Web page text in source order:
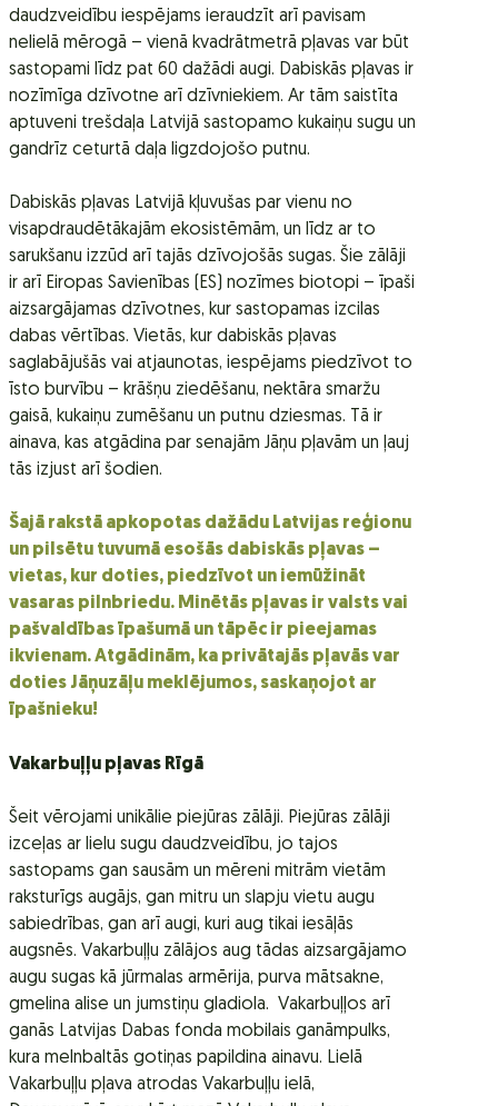
daudzveidību iespējams ieraudzīt arī pavisam
nelielā mērogā – vienā kvadrātmetrā pļavas var būt
sastopami līdz pat 60 dažādi augi. Dabiskās pļavas ir
nozīmīga dzīvotne arī dzīvniekiem. Ar tām saistīta
aptuveni trešdaļa Latvijā sastopamo kukaiņu sugu un
gandrīz ceturtā daļa ligzdojošo putnu.
Dabiskās pļavas Latvijā kļuvušas par vienu no
visapdraudētākajām ekosistēmām, un līdz ar to
sarukšanu izzūd arī tajās dzīvojošās sugas. Šie zālāji
ir arī Eiropas Savienības (ES) nozīmes biotopi – īpaši
aizsargājamas dzīvotnes, kur sastopamas izcilas
dabas vērtības. Vietās, kur dabiskās pļavas
saglabājušās vai atjaunotas, iespējams piedzīvot to
īsto burvību – krāšņu ziedēšanu, nektāra smaržu
gaisā, kukaiņu zumēšanu un putnu dziesmas. Tā ir
ainava, kas atgādina par senajām Jāņu pļavām un ļauj
tās izjust arī šodien.
Šajā rakstā apkopotas dažādu Latvijas reģionu
un pilsētu tuvumā esošās dabiskās pļavas –
vietas, kur doties, piedzīvot un iemūžināt
vasaras pilnbriedu. Minētās pļavas ir valsts vai
pašvaldības īpašumā un tāpēc ir pieejamas
ikvienam. Atgādinām, ka privātajās pļavās var
doties Jāņuzāļu meklējumos, saskaņojot ar
īpašnieku!
Vakarbuļļu pļavas Rīgā
Šeit vērojami unikālie piejūras zālāji. Piejūras zālāji
izceļas ar lielu sugu daudzveidību, jo tajos
sastopams gan sausām un mēreni mitrām vietām
raksturīgs augājs, gan mitru un slapju vietu augu
sabiedrības, gan arī augi, kuri aug tikai iesāļās
augsnēs. Vakarbuļļu zālājos aug tādas aizsargājamo
augu sugas kā jūrmalas armērija, purva mātsakne,
gmelina alise un jumstiņu gladiola. Vakarbuļļos arī
ganās Latvijas Dabas fonda mobilais ganāmpulks,
kura melnbaltās gotiņas papildina ainavu. Lielā
Vakarbuļļu pļava atrodas Vakarbuļļu ielā,